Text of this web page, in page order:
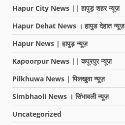
Hapur City News || हापुड़ शहर न्यूज़
Hapur Dehat News । हापुड देहात न्यूज़
Hapur News | हापुड़ न्यूज़
Kapoorpur News || कपूरपुर न्यूज़
Pilkhuwa News | पिलखुवा न्यूज़
Simbhaoli News । सिंभावली न्यूज़
Uncategorized